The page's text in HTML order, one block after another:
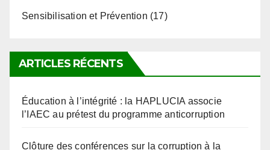
ARTICLES RÉCENTS
l’IAEC au prétest du programme anticorruption
Faculté de Droit et des Sciences Politiques de